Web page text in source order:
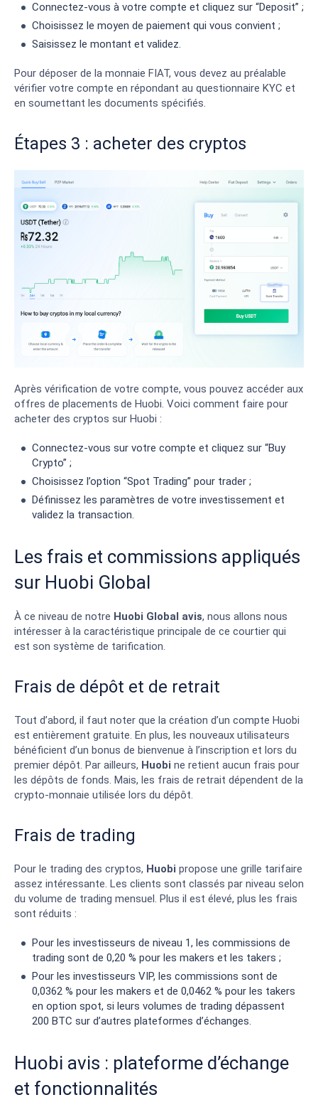
Connectez-vous à votre compte et cliquez sur “Deposit” ;
Choisissez le moyen de paiement qui vous convient ;
Saisissez le montant et validez.
Pour déposer de la monnaie FIAT, vous devez au préalable
vérifier votre compte en répondant au questionnaire KYC et
en soumettant les documents spécifiés.
Étapes 3 : acheter des cryptos
Après vérification de votre compte, vous pouvez accéder aux
offres de placements de Huobi. Voici comment faire pour
acheter des cryptos sur Huobi :
Connectez-vous sur votre compte et cliquez sur “Buy
Crypto” ;
Choisissez l’option “Spot Trading” pour trader ;
Définissez les paramètres de votre investissement et
validez la transaction.
Les frais et commissions appliqués
sur Huobi Global
À ce niveau de notre Huobi Global avis, nous allons nous
intéresser à la caractéristique principale de ce courtier qui
est son système de tarification.
Frais de dépôt et de retrait
Tout d’abord, il faut noter que la création d’un compte Huobi
est entièrement gratuite. En plus, les nouveaux utilisateurs
bénéficient d’un bonus de bienvenue à l’inscription et lors du
premier dépôt. Par ailleurs, Huobi ne retient aucun frais pour
les dépôts de fonds. Mais, les frais de retrait dépendent de la
crypto-monnaie utilisée lors du dépôt.
Frais de trading
Pour le trading des cryptos, Huobi propose une grille tarifaire
assez intéressante. Les clients sont classés par niveau selon
du volume de trading mensuel. Plus il est élevé, plus les frais
sont réduits :
Pour les investisseurs de niveau 1, les commissions de
trading sont de 0,20 % pour les makers et les takers ;
Pour les investisseurs VIP, les commissions sont de
0,0362 % pour les makers et de 0,0462 % pour les takers
en option spot, si leurs volumes de trading dépassent
200 BTC sur d’autres plateformes d’échanges.
Huobi avis : plateforme d’échange
et fonctionnalités